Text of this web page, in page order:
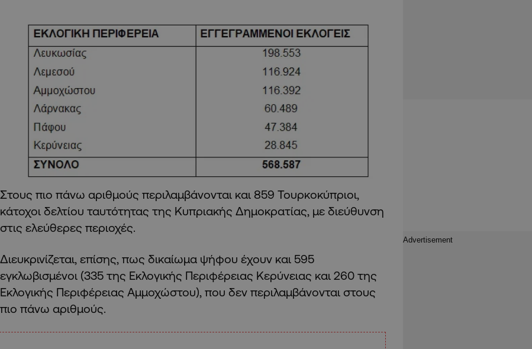
Στους πιο πάνω αριθμούς περιλαμβάνονται και 859 Τουρκοκύπριοι,
κάτοχοι δελτίου ταυτότητας της Κυπριακής Δημοκρατίας, με διεύθυνση
στις ελεύθερες περιοχές.
Διευκρινίζεται, επίσης, πως δικαίωμα ψήφου έχουν και 595
εγκλωβισμένοι (335 της Εκλογικής Περιφέρειας Κερύνειας και 260 της
Εκλογικής Περιφέρειας Αμμοχώστου), που δεν περιλαμβάνονται στους
πιο πάνω αριθμούς.